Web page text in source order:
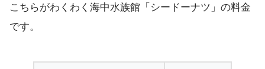
こちらがわくわく海中水族館「シードーナツ」の料金
です。